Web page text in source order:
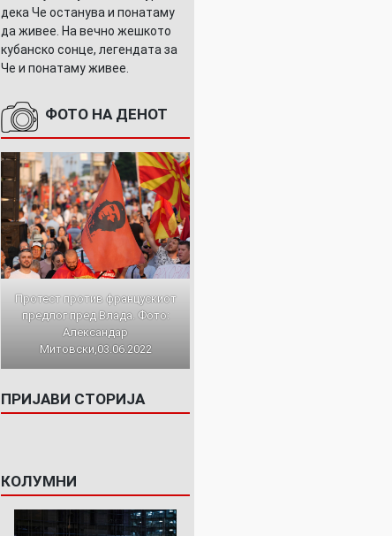
дека Че останува и понатаму
да живее. На вечно жешкото
кубанско сонце, легендата за
Че и понатаму живее.
ФОТО НА ДЕНОТ
Протест против францускиот
предлог пред Влада. Фото:
Александар
Митовски,03.06.2022
ПРИЈАВИ СТОРИЈА
КОЛУМНИ